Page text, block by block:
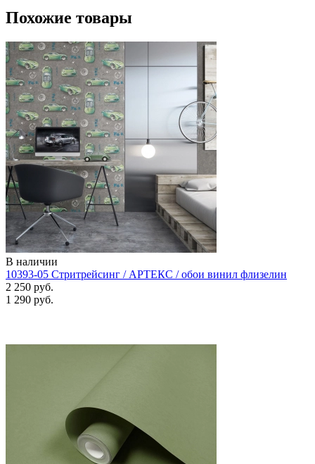
Похожие товары
В наличии
10393-05 Стритрейсинг / АРТЕКС / обои винил флизелин
2 250 руб.
1 290 руб.